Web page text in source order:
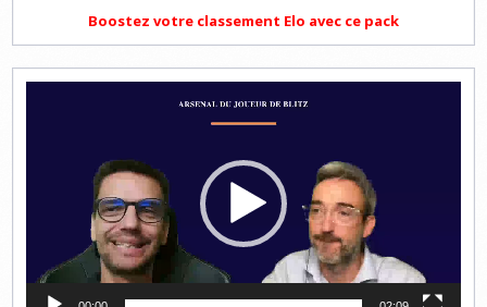
Boostez votre classement Elo avec ce pack